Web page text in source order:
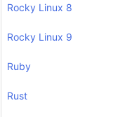
Rocky Linux 8
Rocky Linux 9
Ruby
Rust